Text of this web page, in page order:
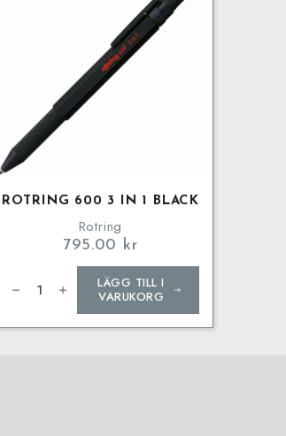
ROTRING 600 3 IN 1 BLACK
Rotring
795.00 kr
Black
LÄGG TILL I
VARUKORG